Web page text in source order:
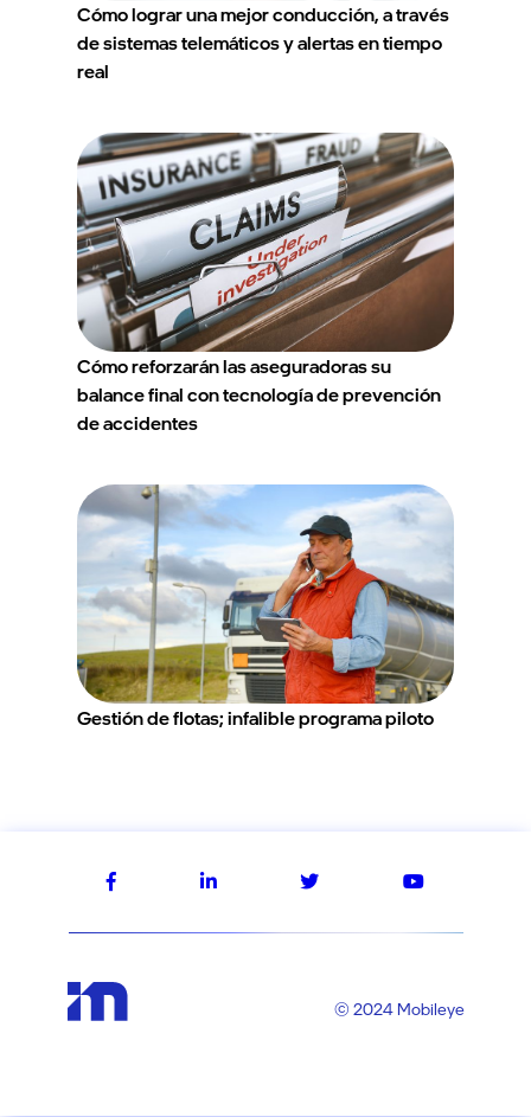
Cómo lograr una mejor conducción, a través
de sistemas telemáticos y alertas en tiempo
real
Cómo reforzarán las aseguradoras su
balance final con tecnología de prevención
de accidentes
Gestión de flotas; infalible programa piloto
© 2024 Mobileye